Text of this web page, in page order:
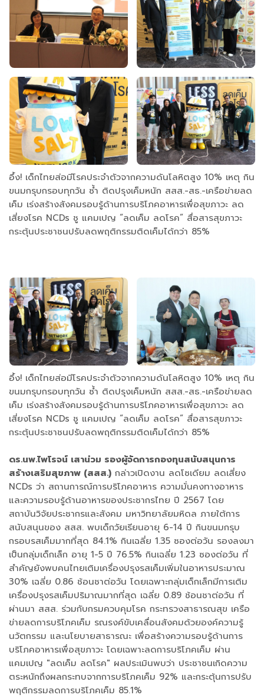
อึ้ง! เด็กไทยส่อมีโรคประจำตัวจากความดันโลหิตสูง 10% เหตุ กิน
ขนมกรุบกรอบทุกวัน ซ้ำ ติดปรุงเค็มหนัก สสส.-สธ.-เครือข่ายลด
เค็ม เร่งสร้างสังคมรอบรู้ด้านการบริโภคอาหารเพื่อสุขภาวะ ลด
เสี่ยงโรค NCDs ชู แคมเปญ “ลดเค็ม ลดโรค” สื่อสารสุขภาวะ
กระตุ้นประชาชนปรับลดพฤติกรรมติดเค็มได้กว่า 85%
อึ้ง! เด็กไทยส่อมีโรคประจำตัวจากความดันโลหิตสูง 10% เหตุ กิน
ขนมกรุบกรอบทุกวัน ซ้ำ ติดปรุงเค็มหนัก สสส.-สธ.-เครือข่ายลด
เค็ม เร่งสร้างสังคมรอบรู้ด้านการบริโภคอาหารเพื่อสุขภาวะ ลด
เสี่ยงโรค NCDs ชู แคมเปญ “ลดเค็ม ลดโรค” สื่อสารสุขภาวะ
กระตุ้นประชาชนปรับลดพฤติกรรมติดเค็มได้กว่า 85%
ดร.นพ.ไพโรจน์ เสาน่วม รองผู้จัดการกองทุนสนับสนุนการ
สร้างเสริมสุขภาพ (สสส.) กล่าวเปิดงาน ลดโซเดียม ลดเสี่ยง
NCDs ว่า สถานการณ์การบริโภคอาหาร ความมั่นคงทางอาหาร
และความรอบรู้ด้านอาหารของประชากรไทย ปี 2567 โดย
สถาบันวิจัยประชากรและสังคม มหาวิทยาลัยมหิดล ภายใต้การ
สนับสนุนของ สสส. พบเด็กวัยเรียนอายุ 6-14 ปี กินขนมกรุบ
กรอบรสเค็มมากที่สุด 84.1% กินเฉลี่ย 1.35 ซองต่อวัน รองลงมา
เป็นกลุ่มเด็กเล็ก อายุ 1-5 ปี 76.5% กินเฉลี่ย 1.23 ซองต่อวัน ที่
สำคัญยังพบคนไทยเติมเครื่องปรุงรสเค็มเพิ่มในอาหารประมาณ
30% เฉลี่ย 0.86 ช้อนชาต่อวัน โดยเฉพาะกลุ่มเด็กเล็กมีการเติม
เครื่องปรุงรสเค็มปริมาณมากที่สุด เฉลี่ย 0.89 ช้อนชาต่อวัน ที่
ผ่านมา สสส. ร่วมกับกรมควบคุมโรค กระทรวงสาธารณสุข เครือ
ข่ายลดการบริโภคเค็ม รณรงค์ขับเคลื่อนสังคมด้วยองค์ความรู้
นวัตกรรม และนโยบายสาธารณะ เพื่อสร้างความรอบรู้ด้านการ
บริโภคอาหารเพื่อสุขภาวะ โดยเฉพาะลดการบริโภคเค็ม ผ่าน
แคมเปญ "ลดเค็ม ลดโรค" ผลประเมินพบว่า ประชาชนเกิดความ
ตระหนักถึงผลกระทบจากการบริโภคเค็ม 92% และกระตุ้นการปรับ
พฤติกรรมลดการบริโภคเค็ม 85.1%